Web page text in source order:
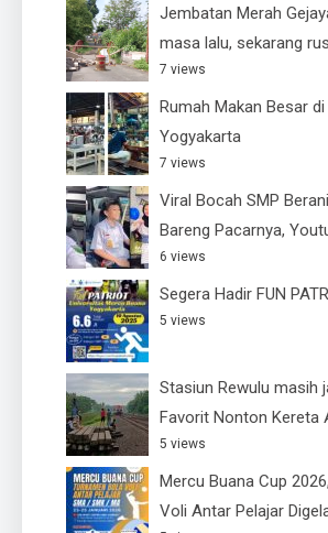
Jembatan Merah
masa lalu, sekarang
7 views
Rumah Makan Besar
Yogyakarta
7 views
Viral Bocah SMP
Bareng Pacarnya,
6 views
Segera Hadir FUN
5 views
Stasiun Rewulu masih
Favorit Nonton Kereta
5 views
Mercu Buana Cup
Voli Antar Pelajar